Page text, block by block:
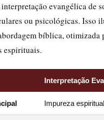
evangélica de
ou psicológicas. Isso
bíblica, otimizada
espirituais.
Interpretação
Impureza